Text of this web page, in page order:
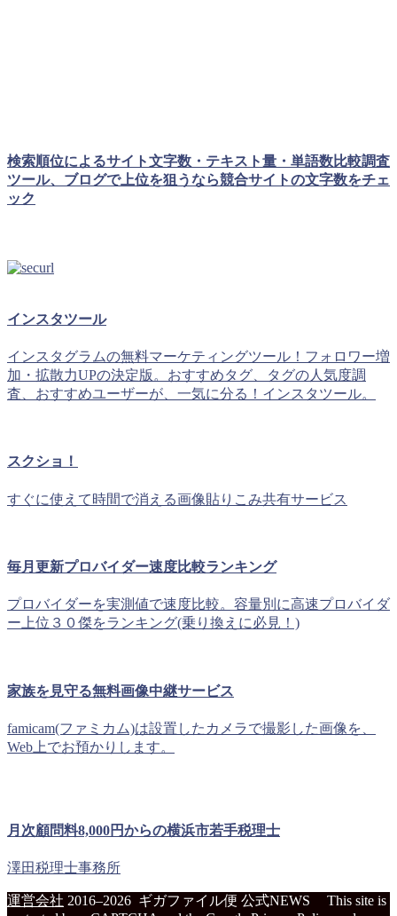
検索順位によるサイト文字数・テキスト量・単語数比較調査
ツール、ブログで上位を狙うなら競合サイトの文字数をチェ
ック
インスタツール
インスタグラムの無料マーケティングツール！フォロワー増
加・拡散力UPの決定版。おすすめタグ、タグの人気度調
査、おすすめユーザーが、一気に分る！インスタツール。
スクショ！
すぐに使えて時間で消える画像貼りこみ共有サービス
毎月更新プロバイダー速度比較ランキング
プロバイダーを実測値で速度比較。容量別に高速プロバイダ
ー上位３０傑をランキング(乗り換えに必見！)
家族を見守る無料画像中継サービス
famicam(ファミカム)は設置したカメラで撮影した画像を、
Web上でお預かりします。
月次顧問料8,000円からの横浜市若手税理士
澤田税理士事務所
運営会社 2016–2026 ギガファイル便 公式NEWS
This site is